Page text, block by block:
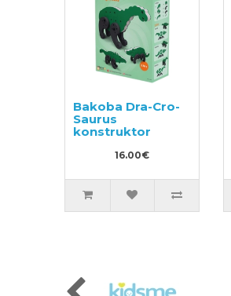
Bakoba Dra-Cro-
Saurus
konstruktor
16.00€